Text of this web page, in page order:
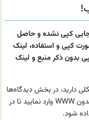
جایی کپی نشده و حاصل
کپی و استفاده، لینک
بدون ذکر منبع و لینک
دارید، در بخش دیدگاه‌ها
به صورت کامل توضیح دهید و ایمیل خود را بدون WWW وارد نمایید تا در
شود.